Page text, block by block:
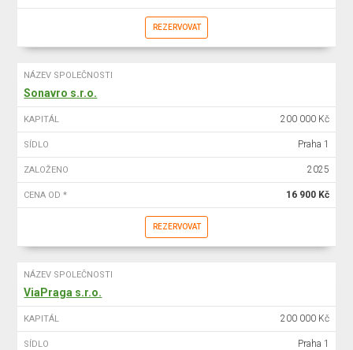
REZERVOVAT
NÁZEV SPOLEČNOSTI
Sonavro s.r.o.
KAPITÁL 200 000 Kč
SÍDLO Praha 1
ZALOŽENO 2025
CENA OD * 16 900 Kč
REZERVOVAT
NÁZEV SPOLEČNOSTI
ViaPraga s.r.o.
KAPITÁL 200 000 Kč
SÍDLO Praha 1